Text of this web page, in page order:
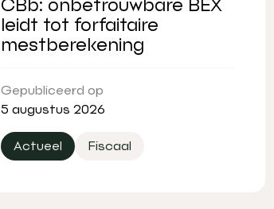
CBb: onbetrouwbare BEX
leidt tot forfaitaire
mestberekening
Gepubliceerd op
5 augustus 2026
Actueel Fiscaal